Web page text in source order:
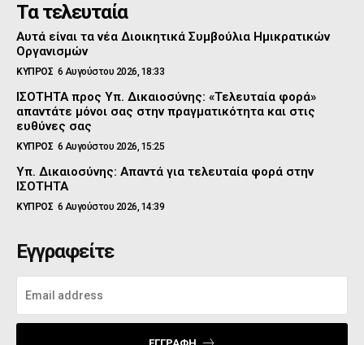
Τα τελευταία
Αυτά είναι τα νέα Διοικητικά Συμβούλια Ημικρατικών
Οργανισμών
ΚΥΠΡΟΣ 6 Αυγούστου 2026, 18:33
ΙΣΟΤΗΤΑ προς Υπ. Δικαιοσύνης: «Τελευταία φορά»
απαντάτε μόνοι σας στην πραγματικότητα και στις
ευθύνες σας
ΚΥΠΡΟΣ 6 Αυγούστου 2026, 15:25
Υπ. Δικαιοσύνης: Απαντά για τελευταία φορά στην
ΙΣΟΤΗΤΑ
ΚΥΠΡΟΣ 6 Αυγούστου 2026, 14:39
Εγγραφείτε